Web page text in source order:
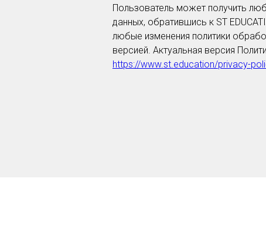
Пользователь может получить
данных, обратившись к ST
любые изменения политики
версией. Актуальная версия
https://www.st.education/privacy-